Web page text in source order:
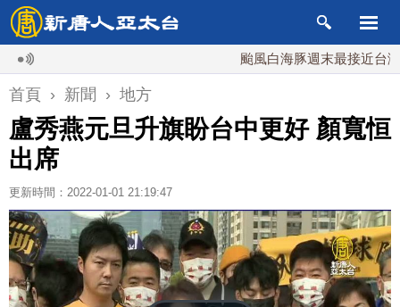
颱風白海豚週末最接近台灣 最快
首頁 › 新聞 › 地方
盧秀燕元旦升旗盼台中更好 顏寬恒
出席
更新時間：2022-01-01 21:19:47